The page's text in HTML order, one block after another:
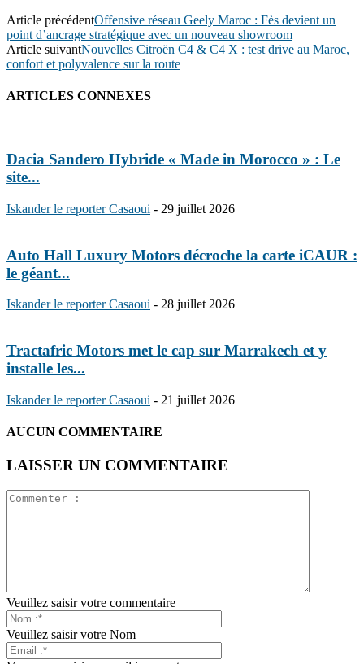
Article précédentOffensive réseau Geely Maroc : Fès devient un
point d’ancrage stratégique avec un nouveau showroom
Article suivantNouvelles Citroën C4 & C4 X : test drive au Maroc,
confort et polyvalence sur la route
ARTICLES CONNEXES
Dacia Sandero Hybride « Made in Morocco » : Le
site...
Iskander le reporter Casaoui - 29 juillet 2026
Auto Hall Luxury Motors décroche la carte iCAUR :
le géant...
Iskander le reporter Casaoui - 28 juillet 2026
Tractafric Motors met le cap sur Marrakech et y
installe les...
Iskander le reporter Casaoui - 21 juillet 2026
AUCUN COMMENTAIRE
LAISSER UN COMMENTAIRE
Veuillez saisir votre commentaire
Veuillez saisir votre Nom